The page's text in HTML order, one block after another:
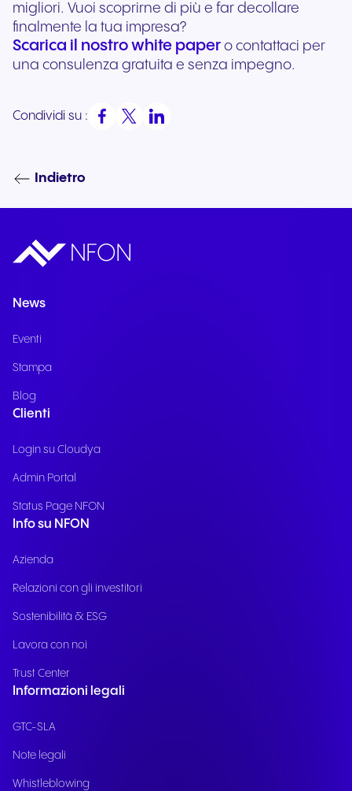
migliori. Vuoi scoprirne di più e far decollare
finalmente la tua impresa?
Scarica il nostro white paper o contattaci per
una consulenza gratuita e senza impegno.
Condividi su :
Indietro
News
Eventi
Stampa
Blog
Clienti
Login su Cloudya
Admin Portal
Status Page NFON
Info su NFON
Azienda
Relazioni con gli investitori
Sostenibilità & ESG
Lavora con noi
Trust Center
Informazioni legali
GTC-SLA
Note legali
Whistleblowing